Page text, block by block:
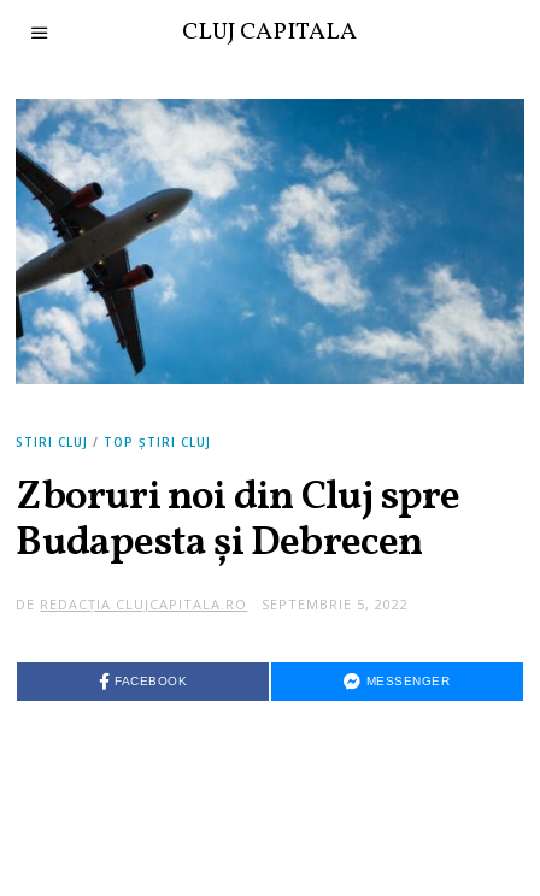
CLUJ CAPITALA
STIRI CLUJ / TOP ȘTIRI CLUJ
Zboruri noi din Cluj spre
Budapesta și Debrecen
DE REDACȚIA CLUJCAPITALA.RO SEPTEMBRIE 5, 2022
FACEBOOK MESSENGER